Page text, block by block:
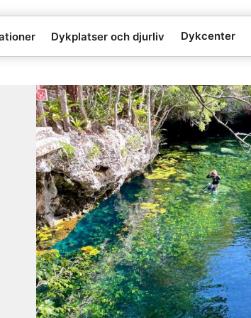
Dykplatser och djurliv Dykcenter